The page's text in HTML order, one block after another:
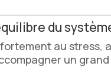
du
au stress,
un